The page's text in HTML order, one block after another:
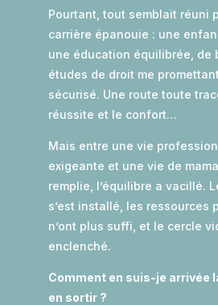
Pourtant, tout semblait réuni
carrière épanouie : une
une éducation équilibrée, de
études de droit me
sécurisé. Une route toute
réussite et le confort…
Mais entre une vie
exigeante et une vie de
remplie, l’équilibre a vacillé.
s’est installé, les ressources
n’ont plus suffi, et le cercle
enclenché.
Comment en suis-je arrivée
en sortir ?